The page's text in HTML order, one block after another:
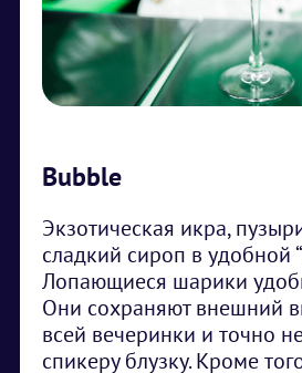
Bubble
Экзотическая икра,
сладкий сироп в удобной
Лопающиеся шарики
Они сохраняют внешний
всей вечеринки и точно
спикеру блузку. Кроме